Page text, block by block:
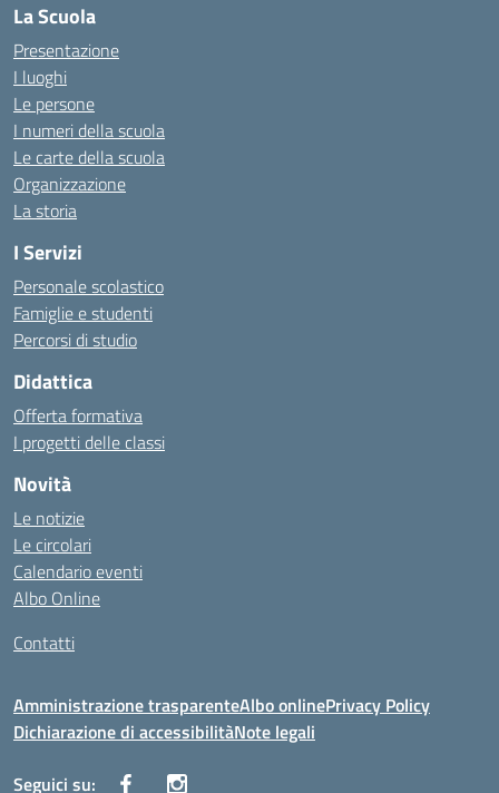
La Scuola
Presentazione
I luoghi
Le persone
I numeri della scuola
Le carte della scuola
Organizzazione
La storia
I Servizi
Personale scolastico
Famiglie e studenti
Percorsi di studio
Didattica
Offerta formativa
I progetti delle classi
Novità
Le notizie
Le circolari
Calendario eventi
Albo Online
Contatti
Amministrazione trasparenteAlbo onlinePrivacy Policy
Dichiarazione di accessibilitàNote legali
Seguici su: